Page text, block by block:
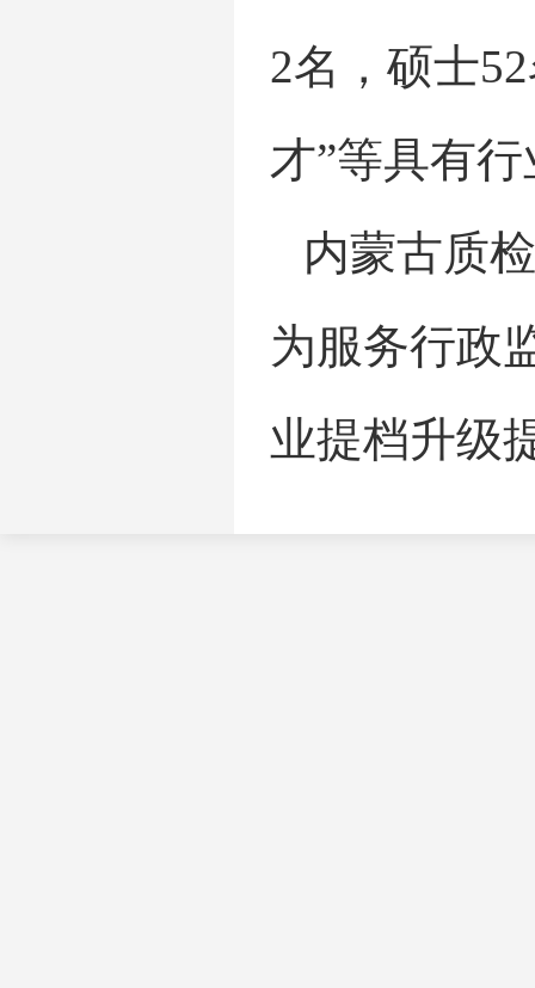
2名，硕士
才”等具有
内蒙古质
为服务行政
业提档升级